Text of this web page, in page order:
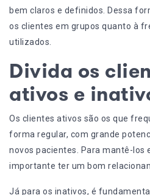
bem claros e definidos. Dessa
os clientes em grupos quanto à
utilizados.
Divida os
ativos e
Os clientes ativos são os que
forma regular, com grande
novos pacientes . Para mantê-los
importante ter um bom
Já para os inativos, é